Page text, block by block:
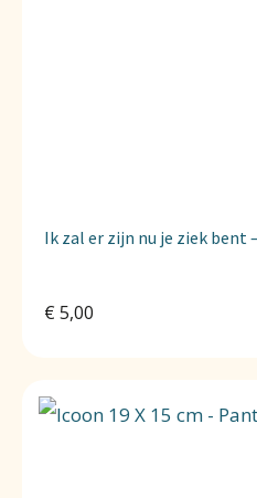
Ik zal er zijn nu je ziek bent
€ 5,00